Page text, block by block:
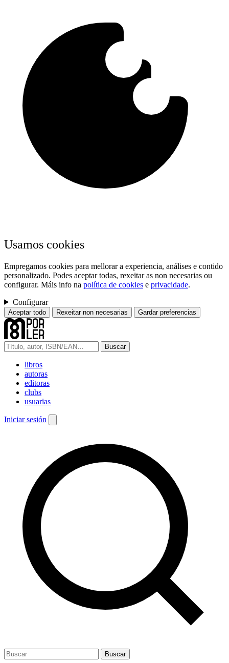
Usamos cookies
Empregamos cookies para mellorar a experiencia, análises e contido
personalizado. Podes aceptar todas, rexeitar as non necesarias ou
configurar. Máis info na política de cookies e privacidade.
Configurar
Aceptar todo Rexeitar non necesarias Gardar preferencias
Buscar
libros
autoras
editoras
clubs
usuarias
Iniciar sesión
Buscar